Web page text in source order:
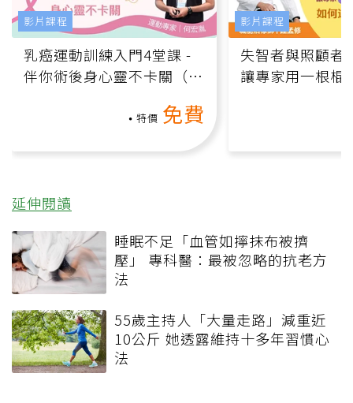
乳癌運動訓練入門4堂課 -
伴你術後身心靈不卡關（線
特價 免費
影片課程
失智者與照顧者
讓專家用一根棍
影片課程
延伸閱讀
睡眠不足「血管如擰抹布被擠
壓」 專科醫：最被忽略的抗老方
法
55歲主持人「大量走路」減重近
10公斤 她透露維持十多年習慣心
法